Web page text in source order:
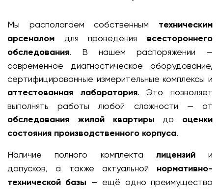
Мы располагаем собственным техническим
арсеналом для проведения всестороннего
обследования. В нашем распоряжении —
современное диагностическое оборудование,
сертифицированные измерительные комплексы и
аттестованная лаборатория. Это позволяет
выполнять работы любой сложности — от
обследования жилой квартиры до оценки
состояния производственного корпуса.
Наличие полного комплекта лицензийи
допусков, а также актуальной нормативно-
технической базы — ещё одно преимущество